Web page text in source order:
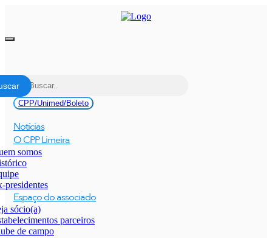
conteúdo
Alternar
CPP/Unimed/Boleto
Notícias
O CPP Limeira
somos
presidentes
Espaço do associado
sócio(a)
parceiros
de campo